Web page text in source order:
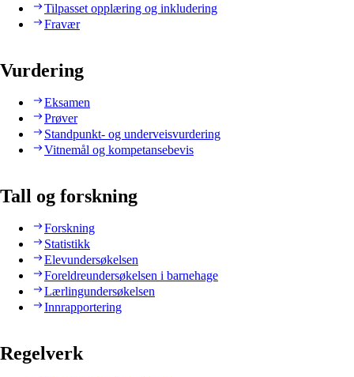
Tilpasset opplæring og inkludering
Fravær
Vurdering
Eksamen
Prøver
Standpunkt- og underveisvurdering
Vitnemål og kompetansebevis
Tall og forskning
Forskning
Statistikk
Elevundersøkelsen
Foreldreundersøkelsen i barnehage
Lærlingundersøkelsen
Innrapportering
Regelverk